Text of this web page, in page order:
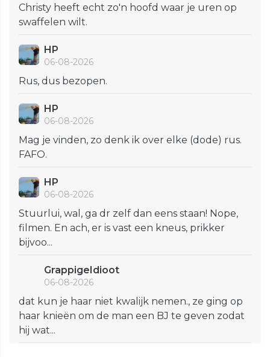
Christy heeft echt zo'n hoofd waar je uren op
swaffelen wilt.
HP
06-08-2026
Rus, dus bezopen.
HP
06-08-2026
Mag je vinden, zo denk ik over elke (dode) rus.
FAFO.
HP
06-08-2026
Stuurlui, wal, ga dr zelf dan eens staan! Nope,
filmen. En ach, er is vast een kneus, prikker
bijvoo...
GrappigeIdioot
06-08-2026
dat kun je haar niet kwalijk nemen., ze ging op
haar knieën om de man een BJ te geven zodat
hij wat...